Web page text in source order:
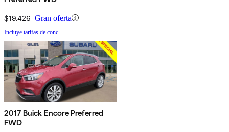
$19,426 Gran oferta
Incluye tarifas de conc.
2017 Buick Encore Preferred
FWD